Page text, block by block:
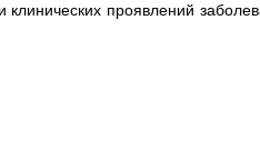
проявлений